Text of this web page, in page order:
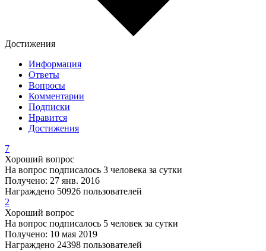
Достижения
Информация
Ответы
Вопросы
Комментарии
Подписки
Нравится
Достижения
7
Хороший вопрос
На вопрос подписалось 3 человека за сутки
Получено: 27 янв. 2016
Награждено 50926 пользователей
2
Хороший вопрос
На вопрос подписалось 5 человек за сутки
Получено: 10 мая 2019
Награждено 24398 пользователей